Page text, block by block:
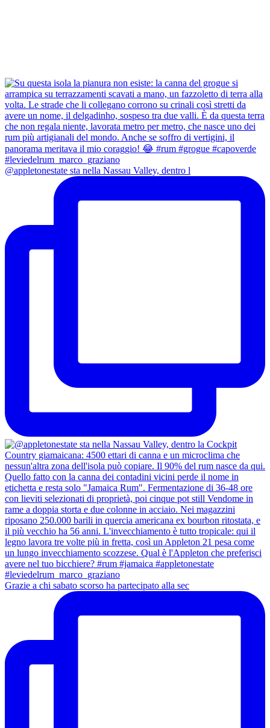
@appletonestate sta nella Nassau Valley, dentro l
Grazie a chi sabato scorso ha partecipato alla sec